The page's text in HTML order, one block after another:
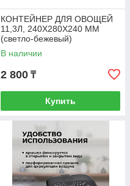
КОНТЕЙНЕР ДЛЯ ОВОЩЕЙ
11,3Л, 240Х280Х240 ММ
(светло-бежевый)
В наличии
2 800 ₸
Купить